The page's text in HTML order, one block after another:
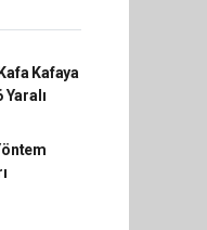
Kafaya
Yaralı